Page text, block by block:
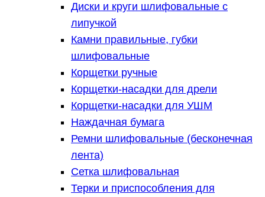
Диски и круги шлифовальные с
липучкой
Камни правильные, губки
шлифовальные
Корщетки ручные
Корщетки-насадки для дрели
Корщетки-насадки для УШМ
Наждачная бумага
Ремни шлифовальные (бесконечная
лента)
Сетка шлифовальная
Терки и приспособления для